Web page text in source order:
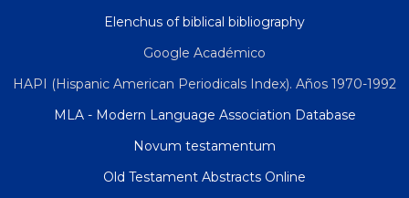
Elenchus of biblical bibliography
Google Académico
HAPI (Hispanic American Periodicals Index). Años 1970-1992
MLA - Modern Language Association Database
Novum testamentum
Old Testament Abstracts Online